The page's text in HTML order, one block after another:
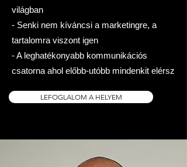
világban
- Senki nem kíváncsi a marketingre, a
tartalomra viszont igen
- A leghatékonyabb kommunikációs
csatorna ahol előbb-utóbb mindenkit elérsz
LEFOGLALOM A HELYEM